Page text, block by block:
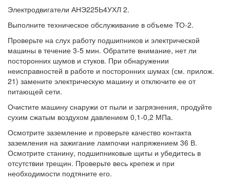
Электродвигатели АНЭ225Ь4УХЛ 2.
Выполните техническое обслуживание в объеме ТО-2.
Проверьте на слух работу подшипников и электрической
машины в течение 3-5 мин. Обратите внимание, нет ли
посторонних шумов и стуков. При обнаружении
неисправностей в работе и посторонних шумах (см. прилож.
21) замените электрическую машину и отключите ее от
питающей сети.
Очистите машину снаружи от пыли и загрязнения, продуйте
сухим сжатым воздухом давлением 0,1-0,2 МПа.
Осмотрите заземление и проверьте качество контакта
заземления на зажигание лампочки напряжением 36 В.
Осмотрите станину, подшипниковые щиты и убедитесь в
отсутствии трещин. Проверьте весь крепеж и при
необходимости подтяните его.